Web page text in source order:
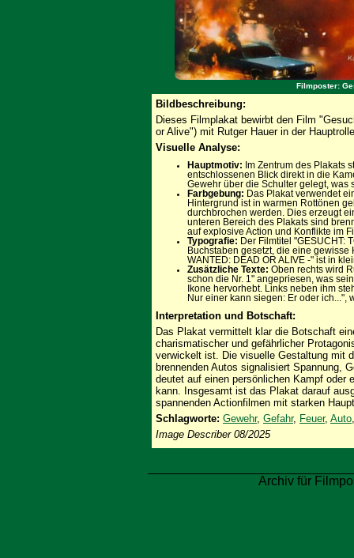
Filmposter:
Bildbeschreibung:
Dieses Filmplakat bewirbt den Film
or Alive") mit Rutger Hauer in der
Visuelle Analyse:
Hauptmotiv: Im Zentrum des Plakats
entschlossenen Blick direkt in die
Gewehr über die Schulter gelegt, was
Farbgebung: Das Plakat verwendet
Hintergrund ist in warmen Rottönen
durchbrochen werden. Dies erzeugt
unteren Bereich des Plakats sind
auf explosive Action und Konflikte im
Typografie: Der Filmtitel "GESUCHT:
Buchstaben gesetzt, die eine
WANTED: DEAD OR ALIVE -" ist in
Zusätzliche Texte: Oben rechts wird
schon die Nr. 1" angepriesen, was
Ikone hervorhebt. Links neben ihm
Nur einer kann siegen: Er oder ich...",
Interpretation und Botschaft:
Das Plakat vermittelt klar die Botschaft
charismatischer und gefährlicher
verwickelt ist. Die visuelle Gestaltung mit
brennenden Autos signalisiert Spannung,
deutet auf einen persönlichen Kampf oder
kann. Insgesamt ist das Plakat darauf
spannenden Actionfilmen mit starken
Schlagworte: Gewehr, Gefahr, Feuer, Auto
Image Describer 08/2025
Archiv für